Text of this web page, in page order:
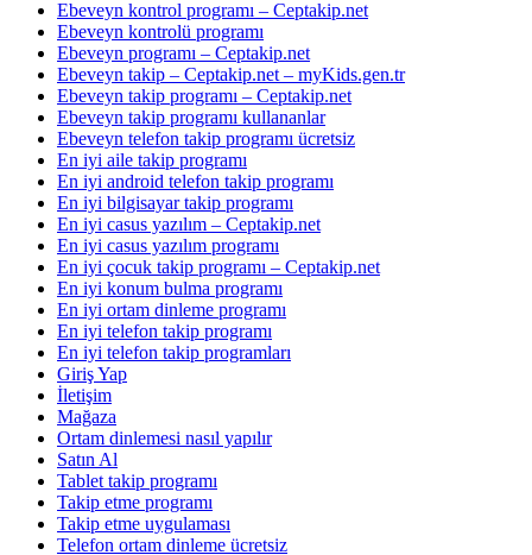
Ebeveyn kontrol programı – Ceptakip.net
Ebeveyn kontrolü programı
Ebeveyn programı – Ceptakip.net
Ebeveyn takip – Ceptakip.net – myKids.gen.tr
Ebeveyn takip programı – Ceptakip.net
Ebeveyn takip programı kullananlar
Ebeveyn telefon takip programı ücretsiz
En iyi aile takip programı
En iyi android telefon takip programı
En iyi bilgisayar takip programı
En iyi casus yazılım – Ceptakip.net
En iyi casus yazılım programı
En iyi çocuk takip programı – Ceptakip.net
En iyi konum bulma programı
En iyi ortam dinleme programı
En iyi telefon takip programı
En iyi telefon takip programları
Giriş Yap
İletişim
Mağaza
Ortam dinlemesi nasıl yapılır
Satın Al
Tablet takip programı
Takip etme programı
Takip etme uygulaması
Telefon ortam dinleme ücretsiz